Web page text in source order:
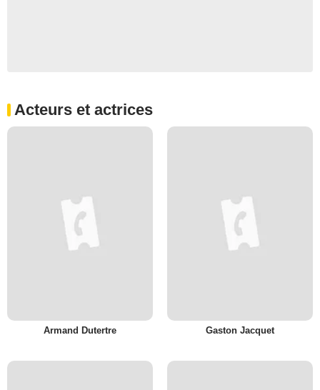
Acteurs et actrices
Armand Dutertre Gaston Jacquet